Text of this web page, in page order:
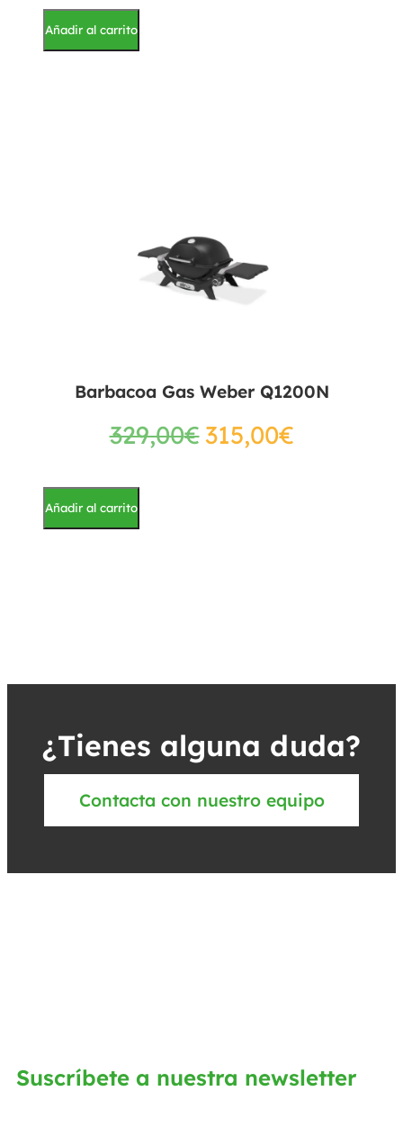
Añadir al carrito
Barbacoa Gas Weber Q1200N
329,00€315,00€
Añadir al carrito
¿Tienes alguna duda?
Contacta con nuestro equipo
Suscríbete a nuestra newsletter